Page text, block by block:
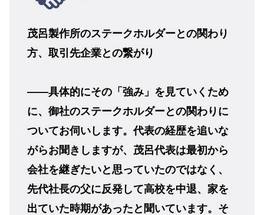
茂呂製作所のステークホルダーとの関わり
方、取引先企業との繋がり
――具体的にその「強み」を見ていくため
に、御社のステークホルダーとの関わりに
ついてお伺いします。代表の経歴を追いな
がらお聞きしますが、茂呂代表は最初から
会社を継ぎたいと思っていたのではなく、
先代社長の父に反発して高校を中退、家を
出ていた時期があったと聞いています。そ